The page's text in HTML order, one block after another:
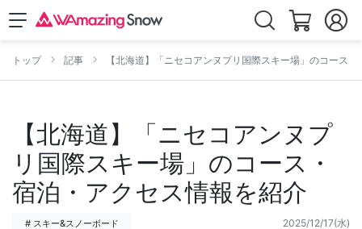
トップ 記事 【北海道】「ニセコアンヌプリ国際スキー場」のコース
【北海道】「ニセコアンヌプ
リ国際スキー場」のコース・
宿泊・アクセス情報を紹介
# スキー&スノーボード 2025/12/17(水)